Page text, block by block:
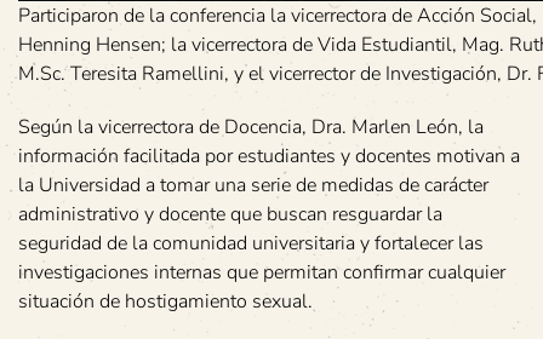
Participaron de la conferencia la vicerrectora de Acción
Henning Hensen; la vicerrectora de Vida Estudiantil, Mag.
M.Sc. Teresita Ramellini, y el vicerrector de Investigación, Dr.
Según la vicerrectora de Docencia, Dra. Marlen León, la
información facilitada por estudiantes y docentes motivan a
la Universidad a tomar una serie de medidas de carácter
administrativo y docente que buscan resguardar la
seguridad de la comunidad universitaria y fortalecer las
investigaciones internas que permitan confirmar cualquier
situación de hostigamiento sexual.